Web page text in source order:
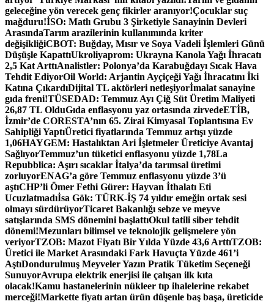
geleceğine yön verecek genç fikirler aranıyor!Çocuklar suç
mağduru!İSO: Matlı Grubu 3 Şirketiyle Sanayinin Devleri
ArasındaTarım arazilerinin kullanımında kriter
değişikliğiCBOT: Buğday, Mısır ve Soya Vadeli İşlemleri Günü
Düşüşle KapattıUkroliyaprom: Ukrayna Kanola Yağı İhracatı
2,5 Kat ArttıAnalistler: Polonya’da Karabuğdayı Sıcak Hava
Tehdit EdiyorOil World: Arjantin Ayçiçeği Yağı İhracatını İki
Katına ÇıkardıDijital TL aktörleri netleşiyorİmalat sanayine
gıda freni!TÜSEDAD: Temmuz Ayı Çiğ Süt Üretim Maliyeti
26,87 TL OlduGıda enflasyonu yaz ortasında zirvedeETİB,
İzmir’de CORESTA’nın 65. Zirai Kimyasal Toplantısına Ev
Sahipliği YaptıÜretici fiyatlarında Temmuz artışı yüzde
1,06HAYGEM: Hastalıktan Ari İşletmeler Üreticiye Avantaj
SağlıyorTemmuz’un tüketici enflasyonu yüzde 1,78La
Repubblica: Aşırı sıcaklar İtalya’da tarımsal üretimi
zorluyorENAG’a göre Temmuz enflasyonu yüzde 3’ü
aştıCHP’li Ömer Fethi Gürer: Hayvan İthalatı Eti
Ucuzlatmadıİsa Gök: TÜRK-İŞ 74 yıldır emeğin ortak sesi
olmayı sürdürüyorTicaret Bakanlığı sebze ve meyve
satışlarında SMS dönemini başlattıOkul tatili siber tehdit
dönemi!Mezunları bilimsel ve teknolojik gelişmelere yön
veriyorTZOB: Mazot Fiyatı Bir Yılda Yüzde 43,6 ArttıTZOB:
Üretici ile Market Arasındaki Fark Havuçta Yüzde 461’i
AştıDondurulmuş Meyveler Yazın Pratik Tüketim Seçeneği
SunuyorAvrupa elektrik enerjisi ile çalışan ilk kıta
olacak!Kamu hastanelerinin nükleer tıp ihalelerine rekabet
merceği!Markette fiyatı artan ürün düşenle baş başa, üreticide